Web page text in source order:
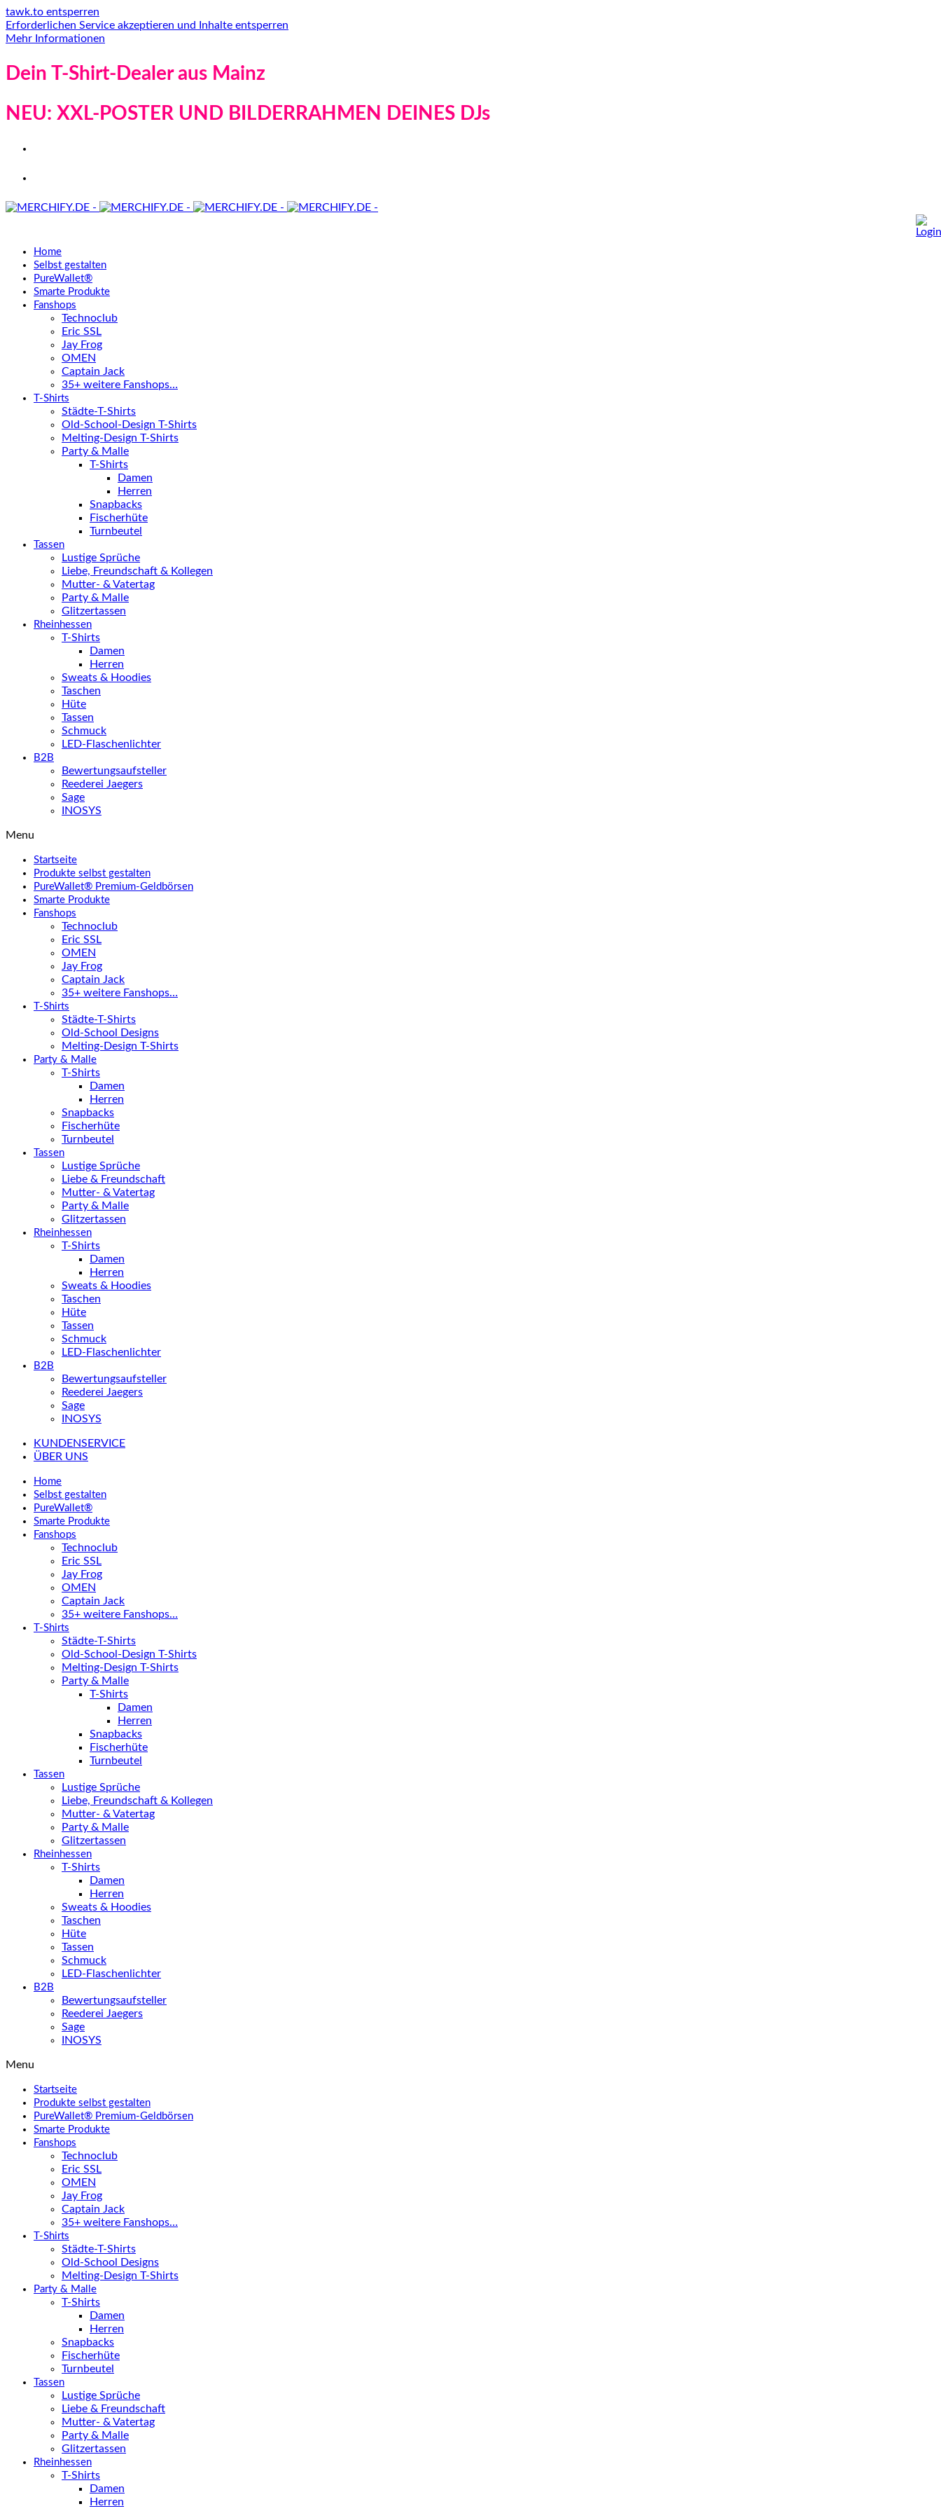
tawk.to entsperren
Erforderlichen Service akzeptieren und Inhalte entsperren
Mehr Informationen
Dein T-Shirt-Dealer aus Mainz
NEU: XXL-POSTER UND BILDERRAHMEN DEINES DJs
Home
Selbst gestalten
PureWallet®
Smarte Produkte
Fanshops
Technoclub
Eric SSL
Jay Frog
OMEN
Captain Jack
35+ weitere Fanshops…
T-Shirts
Städte-T-Shirts
Old-School-Design T-Shirts
Melting-Design T-Shirts
Party & Malle
T-Shirts
Damen
Herren
Snapbacks
Fischerhüte
Turnbeutel
Tassen
Lustige Sprüche
Liebe, Freundschaft & Kollegen
Mutter- & Vatertag
Party & Malle
Glitzertassen
Rheinhessen
T-Shirts
Damen
Herren
Sweats & Hoodies
Taschen
Hüte
Tassen
Schmuck
LED-Flaschenlichter
B2B
Bewertungsaufsteller
Reederei Jaegers
Sage
INOSYS
Menu
Startseite
Produkte selbst gestalten
PureWallet® Premium-Geldbörsen
Smarte Produkte
Fanshops
Technoclub
Eric SSL
OMEN
Jay Frog
Captain Jack
35+ weitere Fanshops…
T-Shirts
Städte-T-Shirts
Old-School Designs
Melting-Design T-Shirts
Party & Malle
T-Shirts
Damen
Herren
Snapbacks
Fischerhüte
Turnbeutel
Tassen
Lustige Sprüche
Liebe & Freundschaft
Mutter- & Vatertag
Party & Malle
Glitzertassen
Rheinhessen
T-Shirts
Damen
Herren
Sweats & Hoodies
Taschen
Hüte
Tassen
Schmuck
LED-Flaschenlichter
B2B
Bewertungsaufsteller
Reederei Jaegers
Sage
INOSYS
KUNDENSERVICE
ÜBER UNS
Home
Selbst gestalten
PureWallet®
Smarte Produkte
Fanshops
Technoclub
Eric SSL
Jay Frog
OMEN
Captain Jack
35+ weitere Fanshops…
T-Shirts
Städte-T-Shirts
Old-School-Design T-Shirts
Melting-Design T-Shirts
Party & Malle
T-Shirts
Damen
Herren
Snapbacks
Fischerhüte
Turnbeutel
Tassen
Lustige Sprüche
Liebe, Freundschaft & Kollegen
Mutter- & Vatertag
Party & Malle
Glitzertassen
Rheinhessen
T-Shirts
Damen
Herren
Sweats & Hoodies
Taschen
Hüte
Tassen
Schmuck
LED-Flaschenlichter
B2B
Bewertungsaufsteller
Reederei Jaegers
Sage
INOSYS
Menu
Startseite
Produkte selbst gestalten
PureWallet® Premium-Geldbörsen
Smarte Produkte
Fanshops
Technoclub
Eric SSL
OMEN
Jay Frog
Captain Jack
35+ weitere Fanshops…
T-Shirts
Städte-T-Shirts
Old-School Designs
Melting-Design T-Shirts
Party & Malle
T-Shirts
Damen
Herren
Snapbacks
Fischerhüte
Turnbeutel
Tassen
Lustige Sprüche
Liebe & Freundschaft
Mutter- & Vatertag
Party & Malle
Glitzertassen
Rheinhessen
T-Shirts
Damen
Herren